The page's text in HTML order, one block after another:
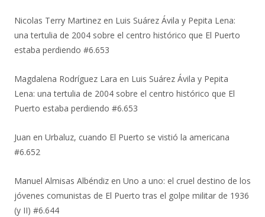
Nicolas Terry Martinez en Luis Suárez Ávila y Pepita Lena:
una tertulia de 2004 sobre el centro histórico que El Puerto
estaba perdiendo #6.653
Magdalena Rodríguez Lara en Luis Suárez Ávila y Pepita
Lena: una tertulia de 2004 sobre el centro histórico que El
Puerto estaba perdiendo #6.653
Juan en Urbaluz, cuando El Puerto se vistió la americana
#6.652
Manuel Almisas Albéndiz en Uno a uno: el cruel destino de los
jóvenes comunistas de El Puerto tras el golpe militar de 1936
(y II) #6.644